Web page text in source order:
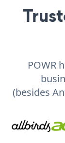
POWR
(besides